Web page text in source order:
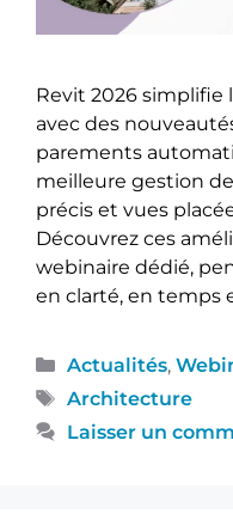
Revit 2026
avec des
parements
meilleure gestion
précis et vues
Découvrez ces
webinaire dédié,
en clarté, en temps
Actualités,
Architecture
Laisser un